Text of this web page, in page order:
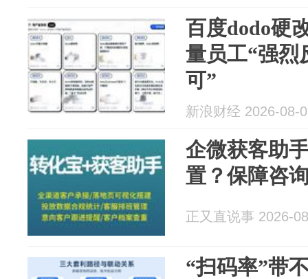
百度dodo硬
量员工“强烈
可”
新浪财经 2026-08-
企微获客助
置？保障咨
正又直说事 2026-
“扫码率”带